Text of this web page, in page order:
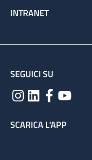
INTRANET
SEGUICI SU
SCARICA L'APP